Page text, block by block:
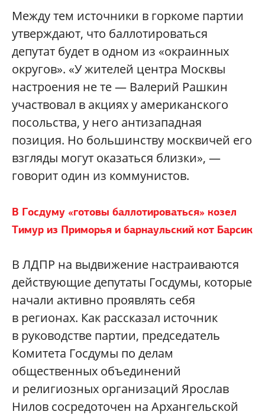
Между тем источники в горкоме партии
утверждают, что баллотироваться
депутат будет в одном из «окраинных
округов». «У жителей центра Москвы
настроения не те — Валерий Рашкин
участвовал в акциях у американского
посольства, у него антизападная
позиция. Но большинству москвичей его
взгляды могут оказаться близки», —
говорит один из коммунистов.
В Госдуму «готовы баллотироваться» козел
Тимур из Приморья и барнаульский кот Барсик
В ЛДПР на выдвижение настраиваются
действующие депутаты Госдумы, которые
начали активно проявлять себя
в регионах. Как рассказал источник
в руководстве партии, председатель
Комитета Госдумы по делам
общественных объединений
и религиозных организаций Ярослав
Нилов сосредоточен на Архангельской